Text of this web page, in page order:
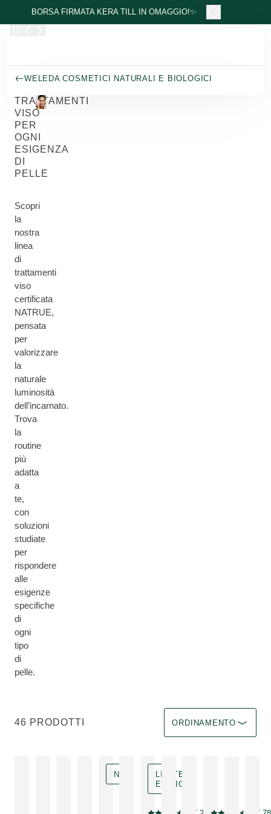
Passa al contenuto principale
BORSA FIRMATA KERA TILL IN OMAGGIO!✨
WELEDA COSMETICI NATURALI E BIOLOGICI
TRATTAMENTI
VISO
PER
OGNI
ESIGENZA
DI
PELLE
Scopri
la
nostra
linea
di
trattamenti
viso
certificata
NATRUE,
pensata
per
valorizzare
la
naturale
luminosità
dell’incarnato.
Trova
la
routine
più
adatta
a
te,
con
soluzioni
studiate
per
rispondere
alle
esigenze
specifiche
di
ogni
tipo
di
pelle.
46 PRODOTTI ORDINAMENTO
NEW
LIMITED
EDITION